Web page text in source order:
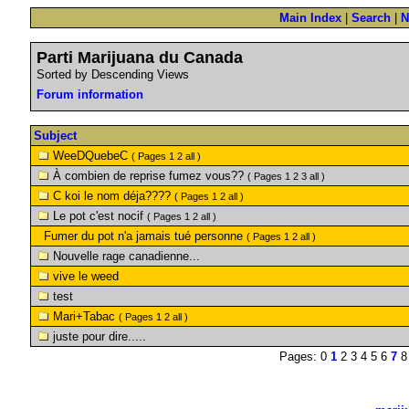
Main Index Search
Parti Marijuana du Canada
Sorted by Descending Views
Forum information
Subject
WeeDQuebeC ( Pages 1 2 all )
À combien de reprise fumez vous?? ( Pages 1 2 3 all )
C koi le nom déja???? ( Pages 1 2 all )
Le pot c'est nocif ( Pages 1 2 all )
Fumer du pot n'a jamais tué personne ( Pages 1 2 all )
Nouvelle rage canadienne...
vive le weed
test
Mari+Tabac ( Pages 1 2 all )
juste pour dire.....
Pages: 0 1 2 3 4 5 6 7